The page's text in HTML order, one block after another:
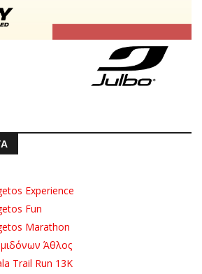
Experience
Fun
Marathon
Άθλος
Trail Run 13K